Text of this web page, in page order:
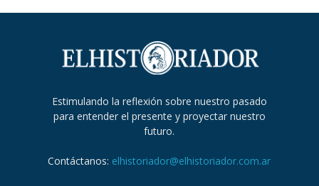
Estimulando la reflexión sobre nuestro pasado
para entender el presente y proyectar nuestro
futuro.
Contáctanos: elhistoriador@elhistoriador.com.ar